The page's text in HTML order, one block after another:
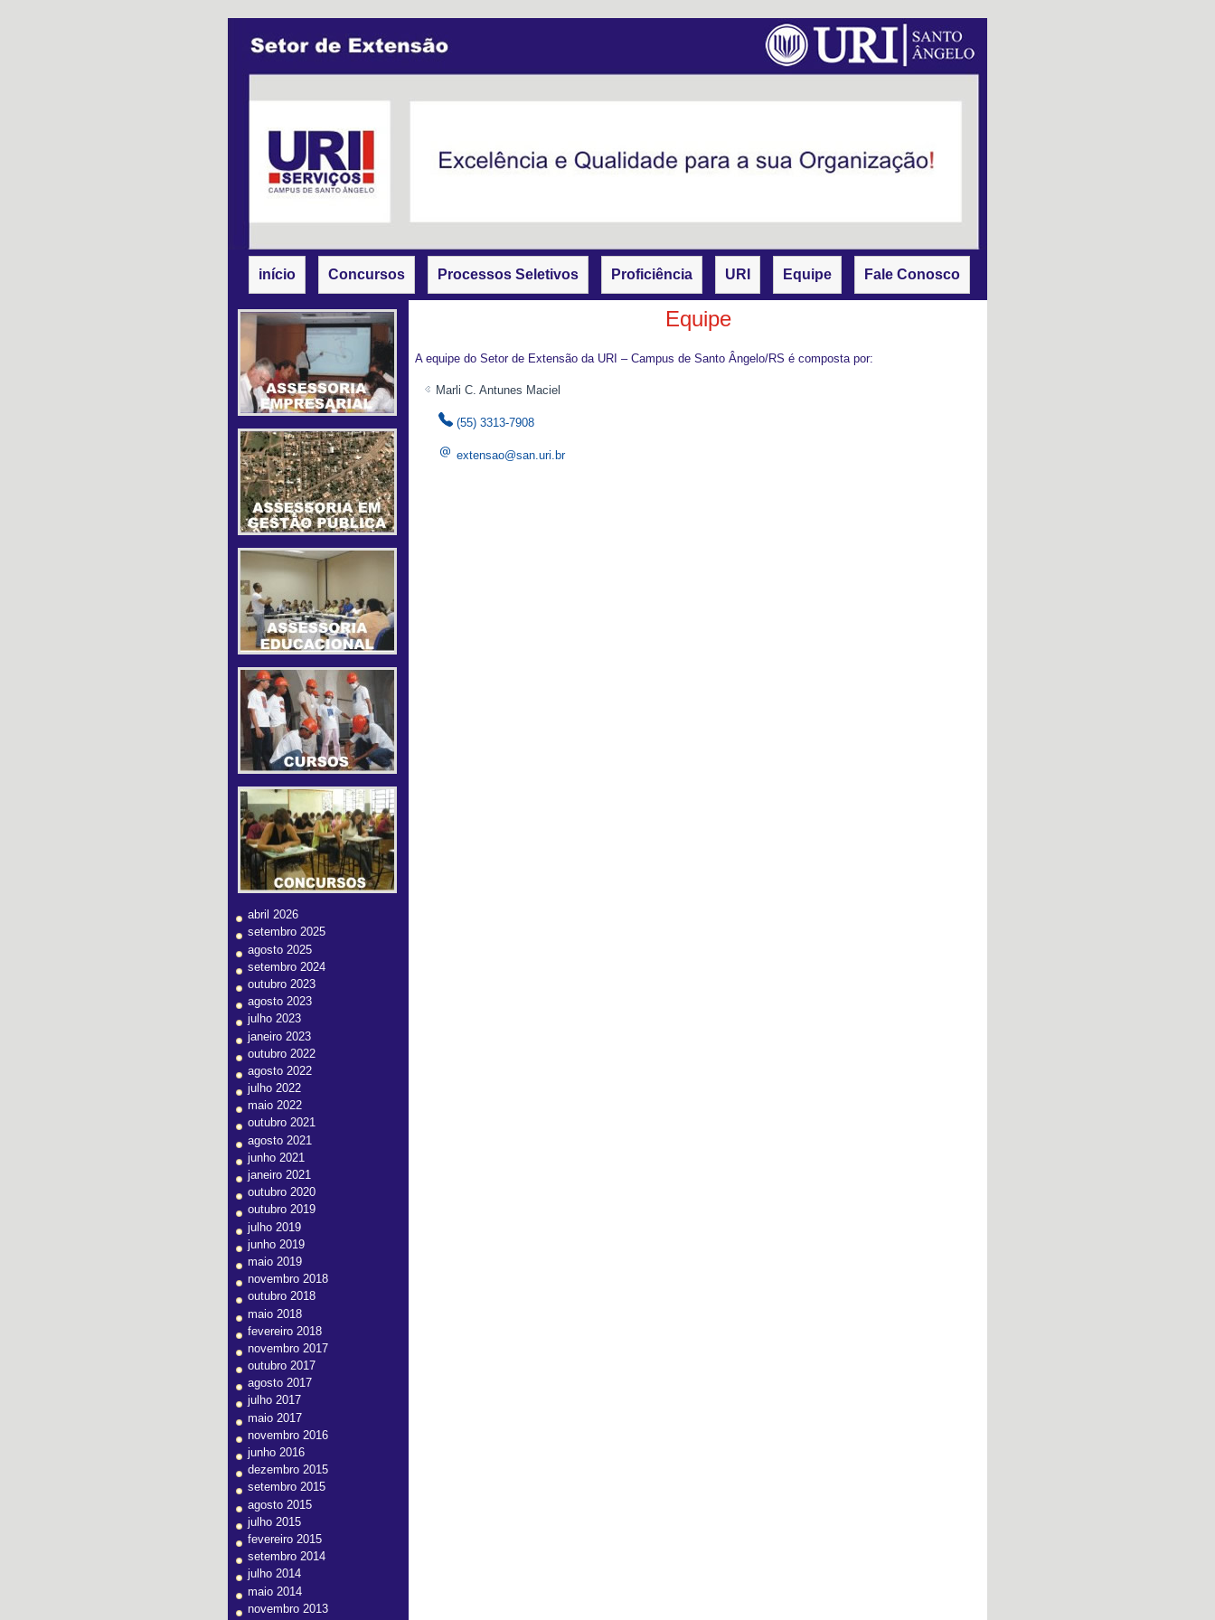
início Concursos Processos Seletivos Proficiência URI Equipe Fale Conosco
abril 2026
setembro 2025
agosto 2025
setembro 2024
outubro 2023
agosto 2023
julho 2023
janeiro 2023
outubro 2022
agosto 2022
julho 2022
maio 2022
outubro 2021
agosto 2021
junho 2021
janeiro 2021
outubro 2020
outubro 2019
julho 2019
junho 2019
maio 2019
novembro 2018
outubro 2018
maio 2018
fevereiro 2018
novembro 2017
outubro 2017
agosto 2017
julho 2017
maio 2017
novembro 2016
junho 2016
dezembro 2015
setembro 2015
agosto 2015
julho 2015
fevereiro 2015
setembro 2014
julho 2014
maio 2014
novembro 2013
Equipe
A equipe do Setor de Extensão da URI – Campus de Santo Ângelo/RS é composta por:
Marli C. Antunes Maciel
(55) 3313-7908
extensao@san.uri.br